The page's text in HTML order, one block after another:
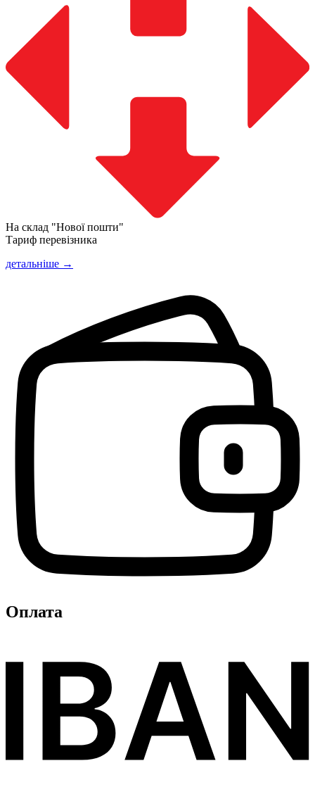
На склад "Нової пошти"
Тариф перевізника
детальніше →
Оплата